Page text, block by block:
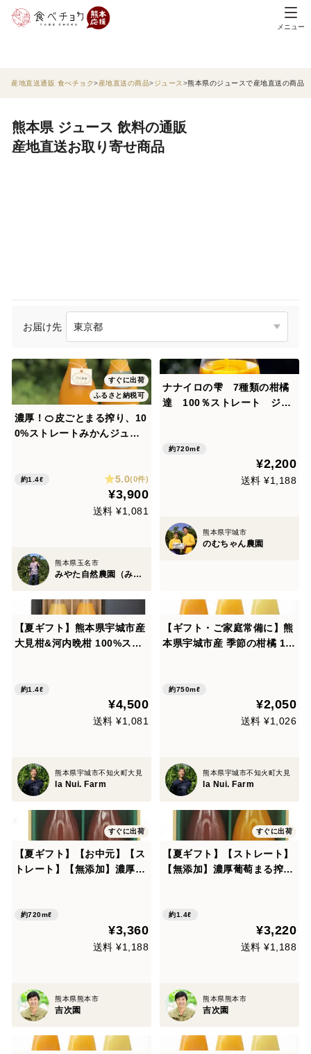
メニュー
産地直送通販 食べチョク 産地直送の商品 ジュース 熊本県のジュースで産地直送の商品
熊本県 ジュース 飲料の通販
産地直送お取り寄せ商品
お届け先
すぐに出荷
ふるさと納税可
濃厚！🍊皮ごとまる搾り、10
0%ストレートみかんジュー
約1.4ℓ 5.0(0件)
¥3,900
送料 ¥1,081
熊本県玉名市
みやた自然農園（みやちゃんみかん）
ナナイロの雫 7種類の柑橘
達 100％ストレート ジュ
産
約720mℓ
¥2,200
送料 ¥1,188
熊本県宇城市
のむちゃん農園
【夏ギフト】熊本県宇城市産
大見柑&河内晩柑 100%スト
約1.4ℓ
¥4,500
送料 ¥1,081
熊本県宇城市不知火町大見
la Nui. Farm
【ギフト・ご家庭常備に】熊
本県宇城市産 季節の柑橘 10
約750mℓ
¥2,050
送料 ¥1,026
熊本県宇城市不知火町大見
la Nui. Farm
すぐに出荷
【夏ギフト】【お中元】【ス
トレート】【無添加】濃厚葡
約720mℓ
¥3,360
送料 ¥1,188
熊本県熊本市
吉次園
すぐに出荷
【夏ギフト】【ストレート】
【無添加】濃厚葡萄まる搾り
熟りんごまる搾りジュース72
0ｍｌ（砂糖不使用）×１本
約1.4ℓ
¥3,220
送料 ¥1,188
熊本県熊本市
吉次園